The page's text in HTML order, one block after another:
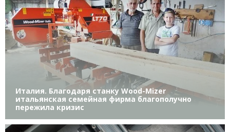
Италия. Благодаря станку Wood-Mizer
итальянская семейная фирма благополучно
пережила кризис